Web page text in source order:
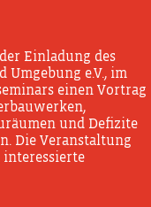
Einladung des
Umgebung e.V., im
einen Vortrag
und Defizite
Die Veranstaltung
interessierte